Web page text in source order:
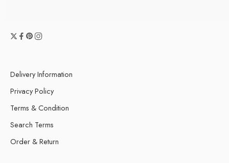
Delivery Information
Privacy Policy
Terms & Condition
Search Terms
Order & Return